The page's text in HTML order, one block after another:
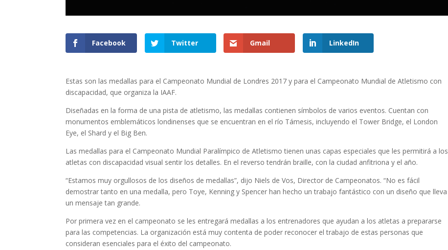
Facebook Twitter Gmail LinkedIn
Estas son las medallas para el Campeonato Mundial de Londres 2017 y para el Campeonato Mundial de Atletismo con
discapacidad, que organiza la IAAF.
Diseñadas en la forma de una pista de atletismo, las medallas contienen símbolos de varios eventos. Cuentan con
monumentos emblemáticos londinenses que se encuentran en el río Támesis, incluyendo el Tower Bridge, el London
Eye, el Shard y el Big Ben.
Las medallas para el Campeonato Mundial Paralímpico de Atletismo tienen unas capas especiales que les permitirá a los
atletas con discapacidad visual sentir los detalles. En el reverso tendrán braille, con la ciudad anfitriona y el año.
“Estamos muy orgullosos de los diseños de medallas”, dijo Niels de Vos, Director de Campeonatos. “No es fácil
demostrar tanto en una medalla, pero Toye, Kenning y Spencer han hecho un trabajo fantástico con un diseño que lleva
un mensaje tan grande.
Por primera vez en el campeonato se les entregará medallas a los entrenadores que ayudan a los atletas a prepararse
para las competencias. La organización está muy contenta de poder reconocer el trabajo de estas personas que
consideran esenciales para el éxito del campeonato.